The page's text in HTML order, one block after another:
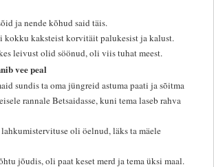
ja nende kõhud said täis.
kokku kaksteist korvitäit palukesist ja kalust.
leivust olid söönud, oli viis tuhat meest.
vee peal
sundis ta oma jüngreid astuma paati ja sõitma
rannale Betsaidasse, kuni tema laseb rahva
oli öelnud, läks ta mäele
jõudis, oli paat keset merd ja tema üksi maal.